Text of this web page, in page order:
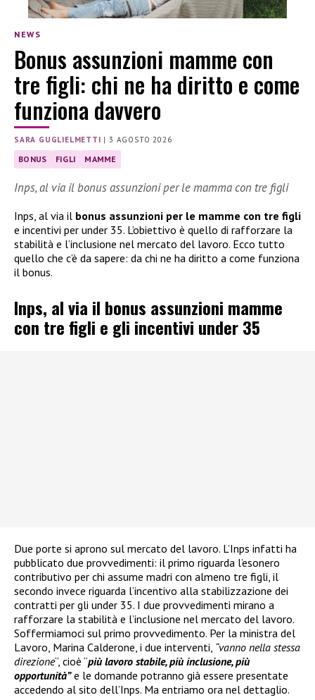
NEWS
Bonus assunzioni mamme con
tre figli: chi ne ha diritto e come
funziona davvero
SARA GUGLIELMETTI |3 AGOSTO 2026
BONUS FIGLI MAMME
Inps, al via il bonus assunzioni per le mamma con tre figli
Inps, al via il bonus assunzioni per le mamme con tre figli
e incentivi per under 35. L’obiettivo è quello di rafforzare la
stabilità e l’inclusione nel mercato del lavoro. Ecco tutto
quello che c’è da sapere: da chi ne ha diritto a come funziona
il bonus.
Inps, al via il bonus assunzioni mamme
con tre figli e gli incentivi under 35
Due porte si aprono sul mercato del lavoro. L’Inps infatti ha
pubblicato due provvedimenti: il primo riguarda l’esonero
contributivo per chi assume madri con almeno tre figli, il
secondo invece riguarda l’incentivo alla stabilizzazione dei
contratti per gli under 35. I due provvedimenti mirano a
rafforzare la stabilità e l’inclusione nel mercato del lavoro.
Soffermiamoci sul primo provvedimento. Per la ministra del
Lavoro, Marina Calderone, i due interventi, “vanno nella stessa
direzione“, cioè “più lavoro stabile, più inclusione, più
opportunità”e le domande potranno già essere presentate
accedendo al sito dell’Inps. Ma entriamo ora nel dettaglio.